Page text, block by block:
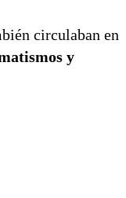
circulaban en
y